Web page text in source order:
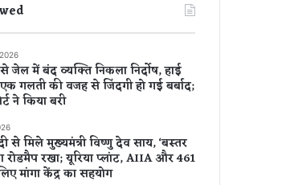
जेल में बंद व्यक्ति निकला निर्दोष, हाई
गलती की वजह से जिंदगी हो गई बर्बाद;
ने किया बरी
से मिले मुख्यमंत्री विष्णु देव साय, ‘बस्तर
रोडमैप रखा; यूरिया प्लांट, AIIA और 461
मांगा केंद्र का सहयोग